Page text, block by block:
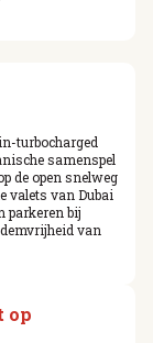
turbocharged
samenspel
de open snelweg
valets van Dubai
parkeren bij
van
op